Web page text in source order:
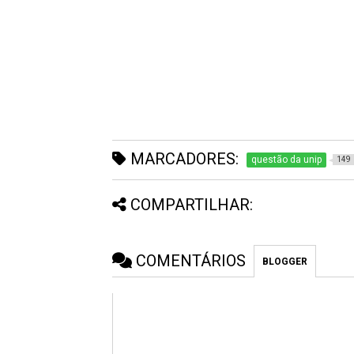
MARCADORES: questão da unip 149
COMPARTILHAR:
COMENTÁRIOS BLOGGER